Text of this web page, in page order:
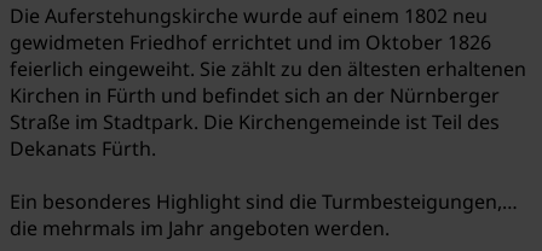
Die Auferstehungskirche wurde auf einem 1802 neu
gewidmeten Friedhof errichtet und im Oktober 1826
feierlich eingeweiht. Sie zählt zu den ältesten erhaltenen
Kirchen in Fürth und befindet sich an der Nürnberger
Straße im Stadtpark. Die Kirchengemeinde ist Teil des
Dekanats Fürth.
Ein besonderes Highlight sind die Turmbesteigungen,
die mehrmals im Jahr angeboten werden.